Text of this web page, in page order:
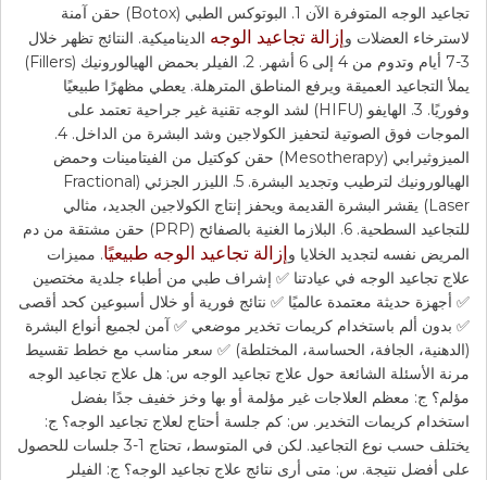
تجاعيد الوجه المتوفرة الآن 1. البوتوكس الطبي (Botox) حقن آمنة
لاسترخاء العضلات وإزالة تجاعيد الوجهالديناميكية. النتائج تظهر خلال
3-7 أيام وتدوم من 4 إلى 6 أشهر. 2. الفيلر بحمض الهيالورونيك (Fillers)
يملأ التجاعيد العميقة ويرفع المناطق المترهلة. يعطي مظهرًا طبيعيًا
وفوريًا. 3. الهايفو (HIFU) لشد الوجه تقنية غير جراحية تعتمد على
الموجات فوق الصوتية لتحفيز الكولاجين وشد البشرة من الداخل. 4.
الميزوثيرابي (Mesotherapy) حقن كوكتيل من الفيتامينات وحمض
الهيالورونيك لترطيب وتجديد البشرة. 5. الليزر الجزئي (Fractional
Laser) يقشر البشرة القديمة ويحفز إنتاج الكولاجين الجديد، مثالي
للتجاعيد السطحية. 6. البلازما الغنية بالصفائح (PRP) حقن مشتقة من دم
المريض نفسه لتجديد الخلايا وإزالة تجاعيد الوجه طبيعيًا. مميزات
علاج تجاعيد الوجه في عيادتنا ✅ إشراف طبي من أطباء جلدية مختصين
✅ أجهزة حديثة معتمدة عالميًا ✅ نتائج فورية أو خلال أسبوعين كحد أقصى
✅ بدون ألم باستخدام كريمات تخدير موضعي ✅ آمن لجميع أنواع البشرة
(الدهنية، الجافة، الحساسة، المختلطة) ✅ سعر مناسب مع خطط تقسيط
مرنة الأسئلة الشائعة حول علاج تجاعيد الوجه س: هل علاج تجاعيد الوجه
مؤلم؟ ج: معظم العلاجات غير مؤلمة أو بها وخز خفيف جدًا بفضل
استخدام كريمات التخدير. س: كم جلسة أحتاج لعلاج تجاعيد الوجه؟ ج:
يختلف حسب نوع التجاعيد. لكن في المتوسط، تحتاج 1-3 جلسات للحصول
على أفضل نتيجة. س: متى أرى نتائج علاج تجاعيد الوجه؟ ج: الفيلر